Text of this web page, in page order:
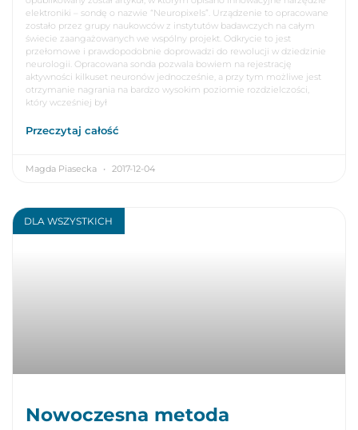
elektroniki – sondę o nazwie “Neuropixels”. Urządzenie to opracowane
zostało przez grupy naukowców z instytutów badawczych na całym
świecie zaangażowanych we wspólny projekt. Odkrycie to jest
przełomowe i prawdopodobnie doprowadzi do rewolucji w dziedzinie
neurologii. Opracowana sonda pozwala bowiem na rejestrację
aktywności kilkuset neuronów jednocześnie, a przy tym możliwe jest
otrzymanie nagrania na bardzo wysokim poziomie rozdzielczości,
który wcześniej był
Przeczytaj całość
Magda Piasecka 2017-12-04
DLA WSZYSTKICH
Nowoczesna metoda